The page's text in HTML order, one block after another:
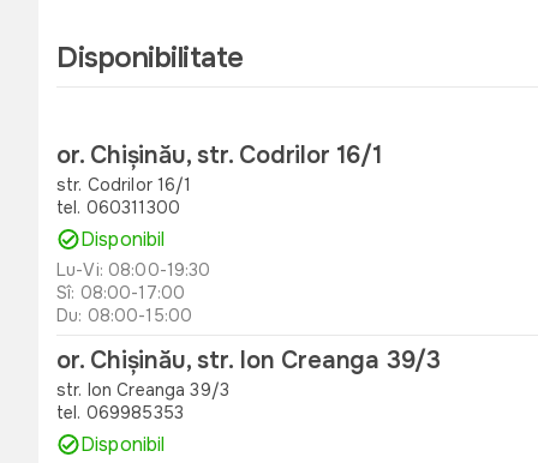
Disponibilitate
or. Chișinău, str. Codrilor 16/1
str. Codrilor 16/1
tel. 060311300
Disponibil
Lu-Vi: 08:00-19:30
Sî: 08:00-17:00
Du: 08:00-15:00
or. Chișinău, str. Ion Creanga 39/3
str. Ion Creanga 39/3
tel. 069985353
Disponibil